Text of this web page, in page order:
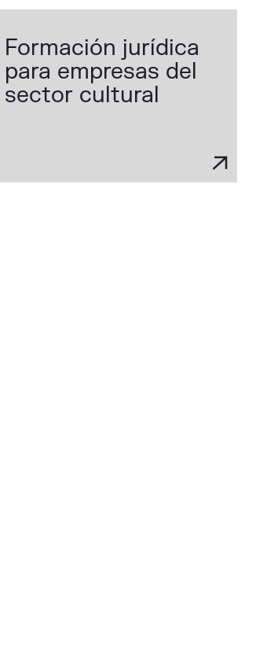
Formación jurídica
para empresas del
sector cultural